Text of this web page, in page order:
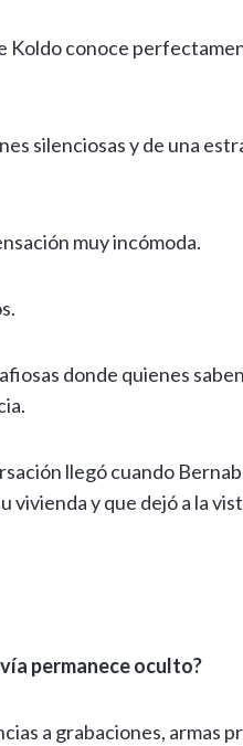
conoce
silenciosas y de una
muy incómoda.
donde quienes
llegó cuando
vivienda y que dejó a la
permanece oculto?
a grabaciones, armas